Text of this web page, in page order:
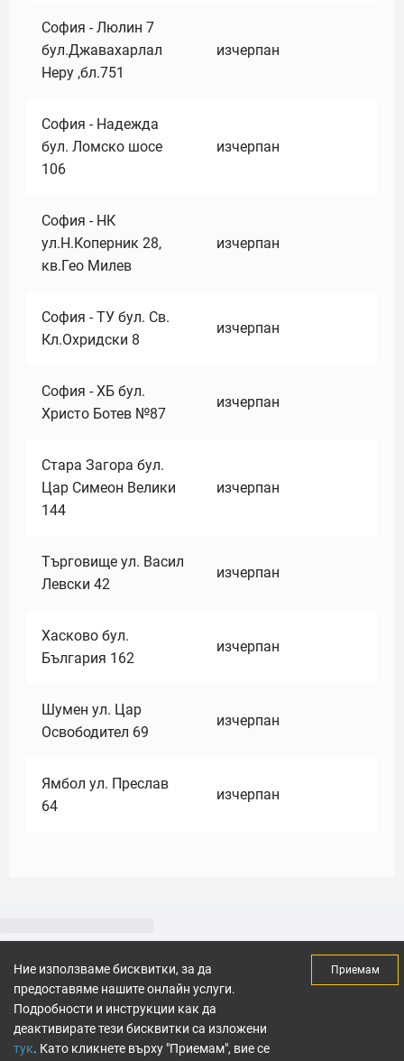
София - Люлин 7
бул.Джавахарлал
Неру ,бл.751
изчерпан
София - Надежда
бул. Ломско шосе
106
изчерпан
София - НК
ул.Н.Коперник 28,
кв.Гео Милев
изчерпан
София - ТУ бул. Св.
Кл.Охридски 8
изчерпан
София - ХБ бул.
Христо Ботев №87
изчерпан
Стара Загора бул.
Цар Симеон Велики
144
изчерпан
Търговище ул. Васил
Левски 42
изчерпан
Хасково бул.
България 162
изчерпан
Шумен ул. Цар
Освободител 69
изчерпан
Ямбол ул. Преслав
64
изчерпан
Ние използваме бисквитки, за да
предоставяме нашите онлайн услуги.
Подробности и инструкции как да
деактивирате тези бисквитки са изложени
тук. Като кликнете върху "Приемам", вие се
Приемам